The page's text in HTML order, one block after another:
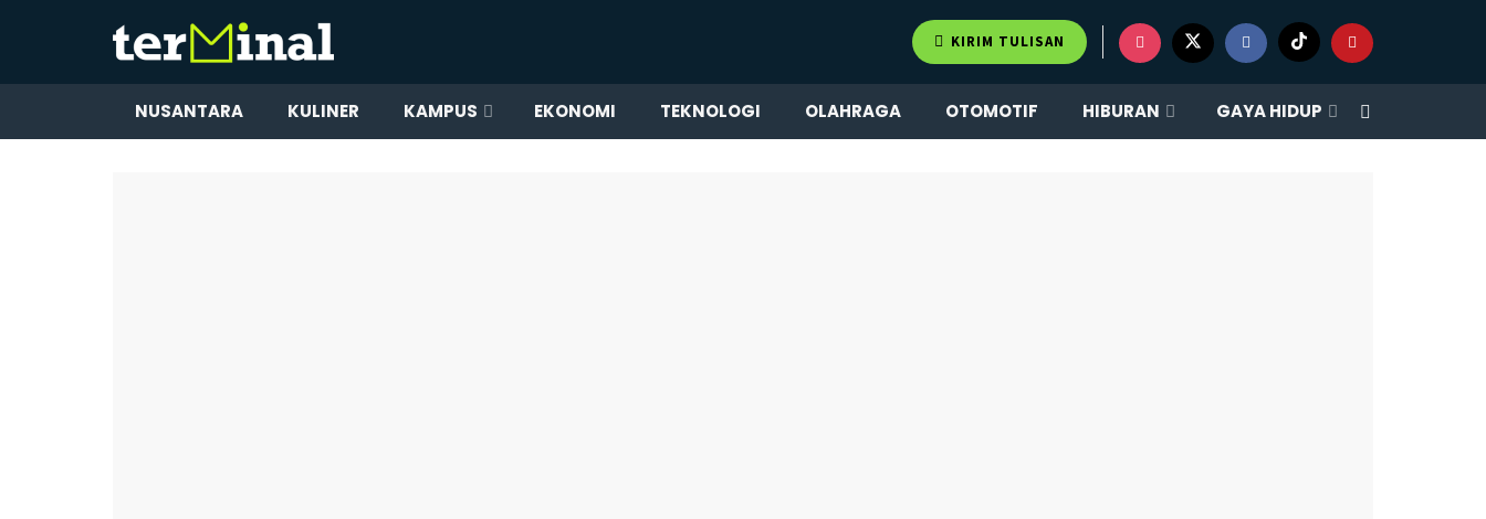
KIRIM TULISAN
NUSANTARA KULINER KAMPUS EKONOMI TEKNOLOGI OLAHRAGA OTOMOTIF HIBURAN GAYA HIDUP